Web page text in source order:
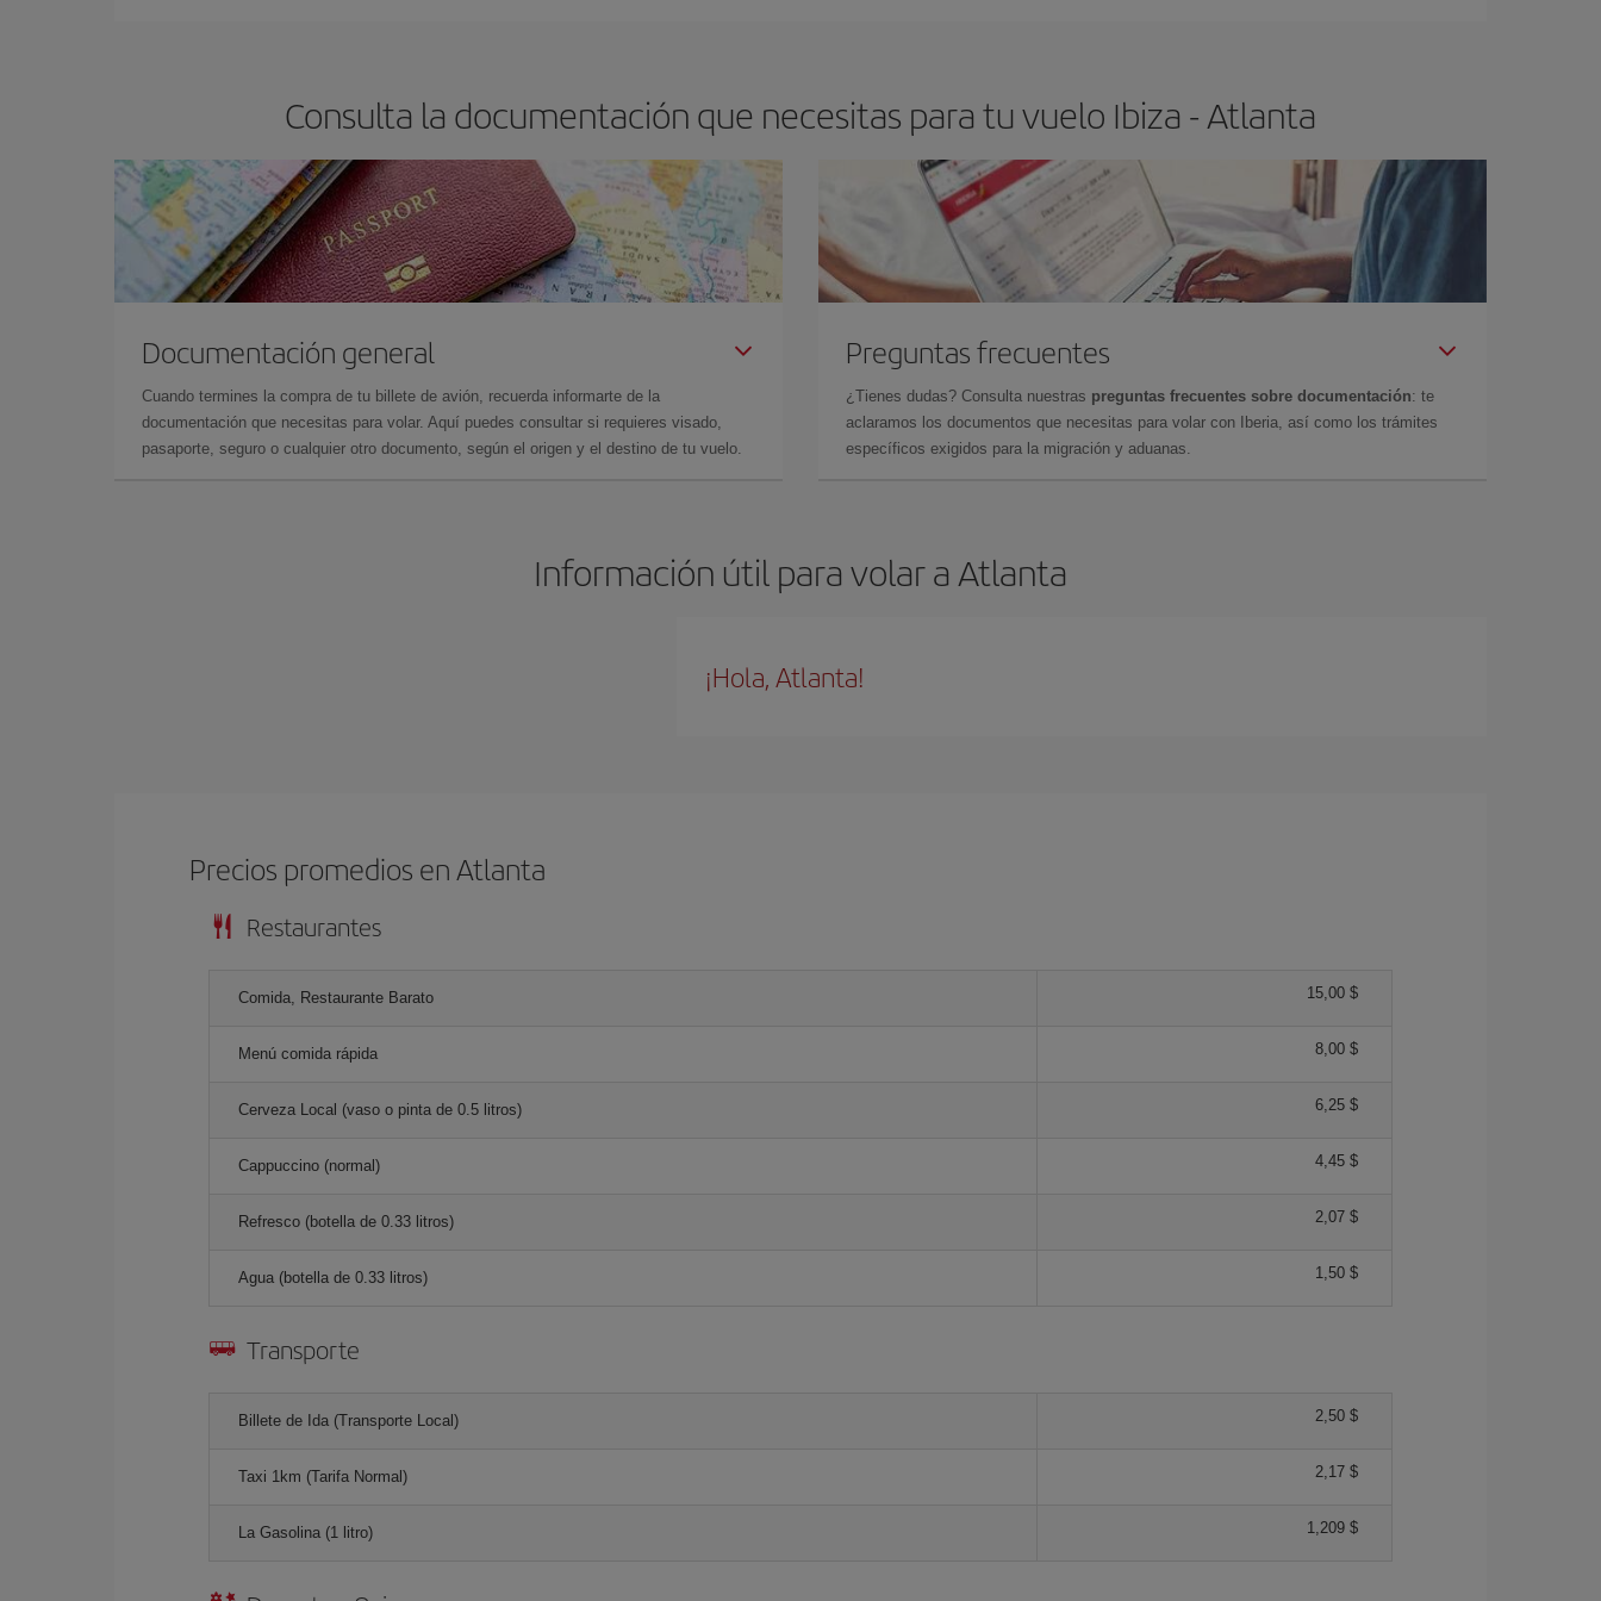
Consulta la documentación que necesitas para tu vuelo Ibiza - Atlanta
Documentación general
Cuando termines la compra de tu billete de avión, recuerda informarte de la
documentación que necesitas para volar. Aquí puedes consultar si requieres visado,
pasaporte, seguro o cualquier otro documento, según el origen y el destino de tu vuelo.
Preguntas frecuentes
¿Tienes dudas? Consulta nuestras preguntas frecuentes sobre documentación: te
aclaramos los documentos que necesitas para volar con Iberia, así como los trámites
específicos exigidos para la migración y aduanas.
Información útil para volar a Atlanta
¡Hola, Atlanta!
Precios promedios en Atlanta
Restaurantes
Comida, Restaurante Barato 15,00 $
Menú comida rápida 8,00 $
Cerveza Local (vaso o pinta de 0.5 litros) 6,25 $
Cappuccino (normal) 4,45 $
Refresco (botella de 0.33 litros) 2,07 $
Agua (botella de 0.33 litros) 1,50 $
Transporte
Billete de Ida (Transporte Local) 2,50 $
Taxi 1km (Tarifa Normal) 2,17 $
La Gasolina (1 litro) 1,209 $